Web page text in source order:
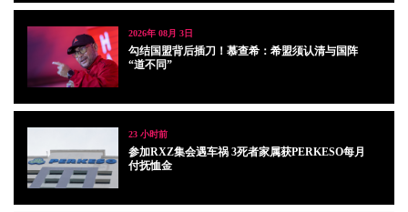
2026年 08月 3日
勾结国盟背后插刀！慕查希：希盟须认清与国阵
“道不同”
23 小时前
参加RXZ集会遇车祸 3死者家属获PERKESO每月
付抚恤金